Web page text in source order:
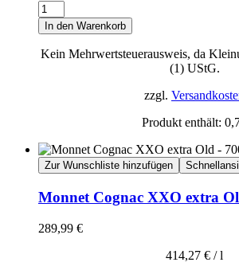
In den Warenkorb
Kein Mehrwertsteuerausweis, da
(1) UStG.
zzgl.
Produkt enthält:
Zur Wunschliste hinzufügen
Monnet Cognac XXO extra
289,99 €
414,27 € /l